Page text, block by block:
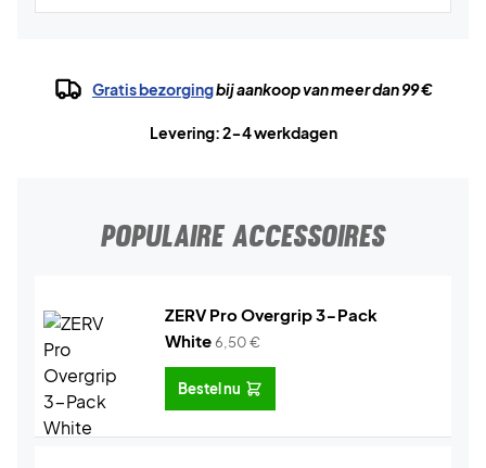
Gratis bezorgingbij aankoop van meer dan 99 €
Levering: 2-4 werkdagen
POPULAIRE ACCESSOIRES
ZERV Pro Overgrip 3-Pack
White6,50€
Bestel nu